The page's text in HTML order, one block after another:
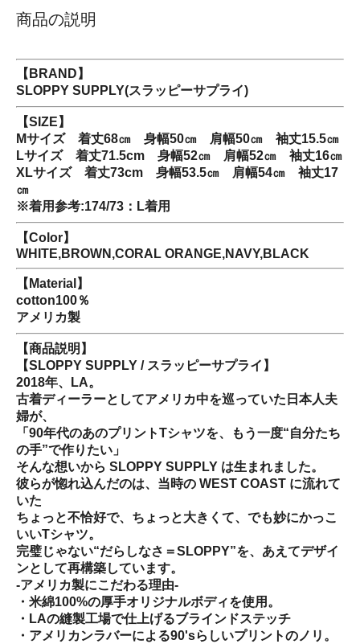
商品の説明
【BRAND】
SLOPPY SUPPLY(スラッピーサプライ)
【SIZE】
Mサイズ 着丈68㎝ 身幅50㎝ 肩幅50㎝ 袖丈15.5㎝
Lサイズ 着丈71.5cm 身幅52㎝ 肩幅52㎝ 袖丈16㎝
XLサイズ 着丈73cm 身幅53.5㎝ 肩幅54㎝ 袖丈17
㎝
※着用参考:174/73：L着用
【Color】
WHITE,BROWN,CORAL ORANGE,NAVY,BLACK
【Material】
cotton100％
アメリカ製
【商品説明】
【SLOPPY SUPPLY / スラッピーサプライ】
2018年、LA。
古着ディーラーとしてアメリカ中を巡っていた日本人夫
婦が、
「90年代のあのプリントTシャツを、もう一度“自分たち
の手”で作りたい」
そんな想いから SLOPPY SUPPLY は生まれました。
彼らが惚れ込んだのは、当時の WEST COAST に流れて
いた
ちょっと不恰好で、ちょっと大きくて、でも妙にかっこ
いいTシャツ。
完璧じゃない“だらしなさ＝SLOPPY”を、あえてデザイ
ンとして再構築しています。
-アメリカ製にこだわる理由-
・米綿100%の厚手オリジナルボディを使用。
・LAの縫製工場で仕上げるブラインドステッチ
・アメリカンラバーによる90'sらしいプリントのノリ。